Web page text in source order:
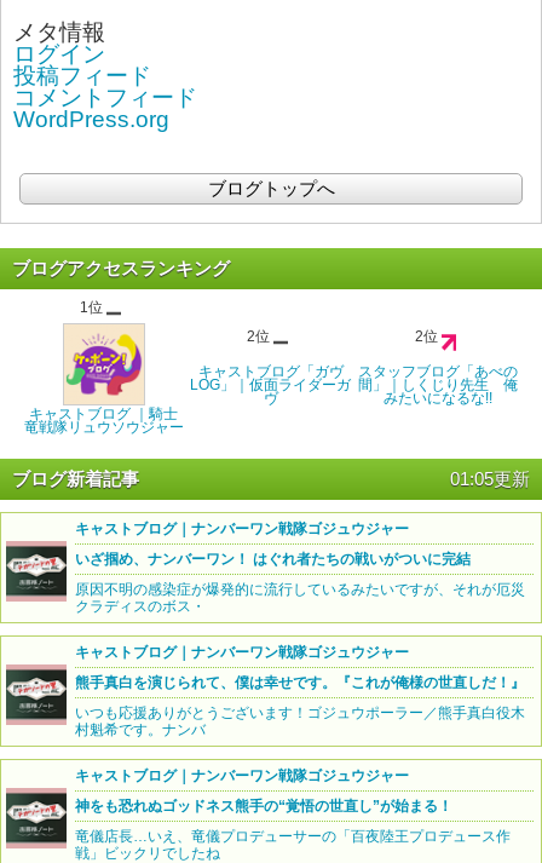
メタ情報
ログイン
投稿フィード
コメントフィード
WordPress.org
ブログトップへ
ブログアクセスランキング
1位
キャストブログ ｜騎士
竜戦隊リュウソウジャー
2位
キャストブログ「ガヴ
LOG」｜仮面ライダーガ
ヴ
2位
スタッフブログ「あべの
間」｜しくじり先生 俺
みたいになるな!!
ブログ新着記事 01:05更新
キャストブログ｜ナンバーワン戦隊ゴジュウジャー
いざ掴め、ナンバーワン！ はぐれ者たちの戦いがついに完結
原因不明の感染症が爆発的に流行しているみたいですが、それが厄災
クラディスのボス・
キャストブログ｜ナンバーワン戦隊ゴジュウジャー
熊手真白を演じられて、僕は幸せです。『これが俺様の世直しだ！』
いつも応援ありがとうございます！ゴジュウポーラー／熊手真白役木
村魁希です。ナンバ
キャストブログ｜ナンバーワン戦隊ゴジュウジャー
神をも恐れぬゴッドネス熊手の“覚悟の世直し”が始まる！
竜儀店長…いえ、竜儀プロデューサーの「百夜陸王プロデュース作
戦」ビックリでしたね